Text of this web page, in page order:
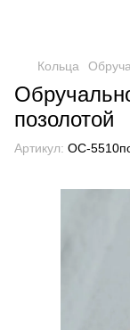
Кольца
позолотой
Артикул: ОС-